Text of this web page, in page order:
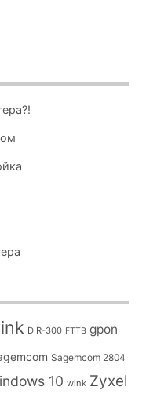
DIR-300 FTTB gpon
Sagemcom 2804
10 wink Zyxel